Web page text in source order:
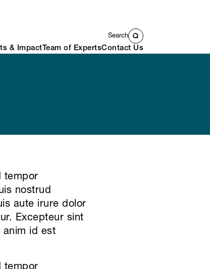
& Impact Team of ExpertsContact Us
Search
tempor
nostrud
aute irure dolor
Excepteur sint
id est